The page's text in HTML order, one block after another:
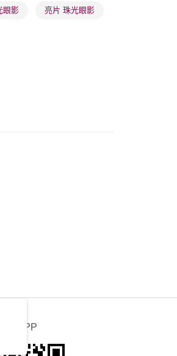
眼影 亮片 珠光眼影
官方APP